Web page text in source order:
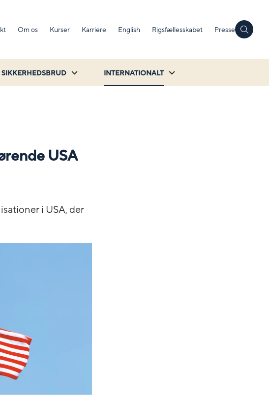
Om os Kurser Karriere English Rigsfællesskabet Presse
SIKKERHEDSBRUD INTERNATIONALT
USA
i USA, der